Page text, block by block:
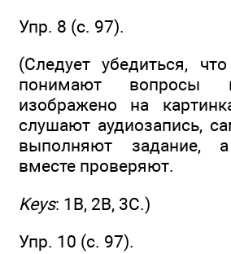
Упр. 8 (с. 97).
(Следует убедиться,
понимают
изображено на
слушают аудиозапись,
выполняют задание,
вместе проверяют.
Keys: 1B, 2В, 3С.)
Упр. 10 (с. 97).